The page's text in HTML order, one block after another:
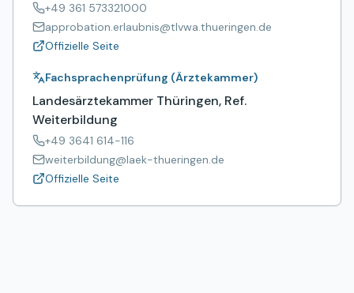
+49 361 573321000
approbation.erlaubnis@tlvwa.thueringen.de
Offizielle Seite
Fachsprachenprüfung (Ärztekammer)
Landesärztekammer Thüringen, Ref.
Weiterbildung
+49 3641 614-116
weiterbildung@laek-thueringen.de
Offizielle Seite